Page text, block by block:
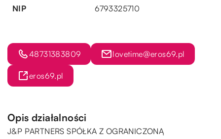
NIP 6793325710
48731383809 lovetime@eros69.pl
eros69.pl
Opis działalności
J&P PARTNERS SPÓŁKA Z OGRANICZONĄ